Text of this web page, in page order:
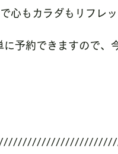
心もカラダもリフレ
予約できますので、